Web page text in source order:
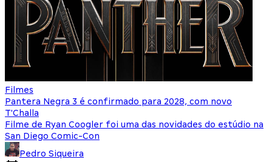
Filmes
Pantera Negra 3 é confirmado para 2028, com novo
T'Challa
Filme de Ryan Coogler foi uma das novidades do estúdio na
San Diego Comic-Con
Pedro Siqueira